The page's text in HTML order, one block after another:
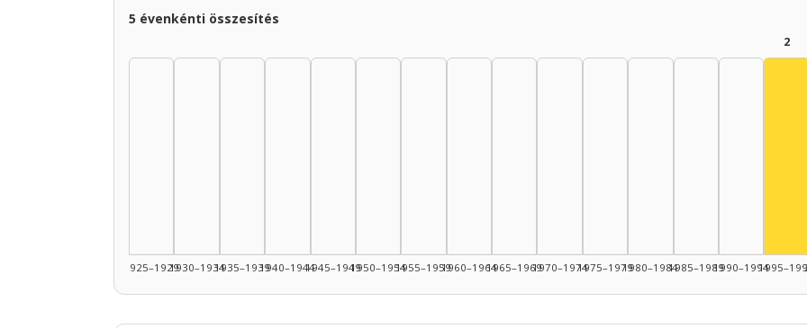
5 évenkénti összesítés
1925–19291930–19341935–19391940–19441945–19491950–19541955–19591960–19641965–19691970–19741975–19791980–19841985–19891990–1994
2